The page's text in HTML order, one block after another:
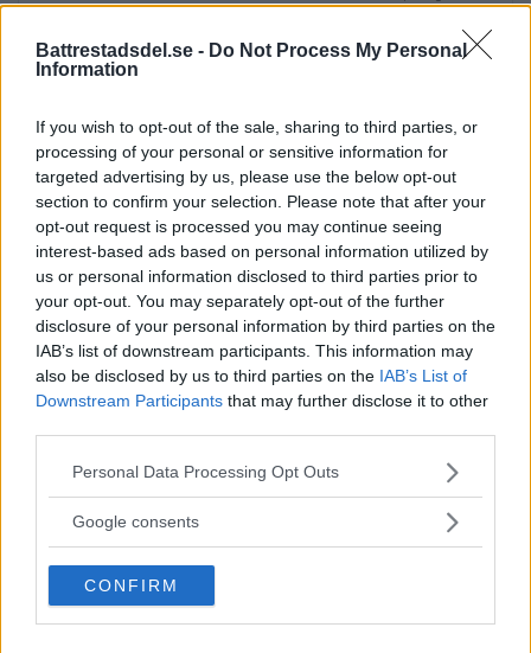
Battrestadsdel.se - Do Not Process My Personal
Information
If you wish to opt-out of the sale, sharing to third parties, or
processing of your personal or sensitive information for
targeted advertising by us, please use the below opt-out
section to confirm your selection. Please note that after your
opt-out request is processed you may continue seeing
interest-based ads based on personal information utilized by
us or personal information disclosed to third parties prior to
your opt-out. You may separately opt-out of the further
disclosure of your personal information by third parties on the
IAB’s list of downstream participants. This information may
also be disclosed by us to third parties on the IAB’s List of
Downstream Participants that may further disclose it to other
Please note that this website/app uses one or more Google
not limited to your visit or usage behaviour. You may click to
use your data for below specified purposes in below Google
consent section.
Personal Data Processing Opt Outs
Google consents
CONFIRM
När onlinecasino blir en del av
den digitala vardagen i södra
Stockholm
EXTERN PARTNER. Södra Stockholm är en
del av […]
Publicerad 05:03, 4 augusti 2026
Annons: